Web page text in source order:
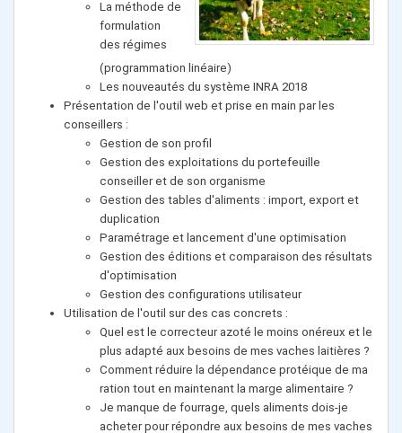
La méthode de
formulation
des régimes
(programmation linéaire)
Les nouveautés du système INRA 2018
Présentation de l'outil web et prise en main par les
conseillers :
Gestion de son profil
Gestion des exploitations du portefeuille
conseiller et de son organisme
Gestion des tables d'aliments : import, export et
duplication
Paramétrage et lancement d'une optimisation
Gestion des éditions et comparaison des résultats
d'optimisation
Gestion des configurations utilisateur
Utilisation de l'outil sur des cas concrets :
Quel est le correcteur azoté le moins onéreux et le
plus adapté aux besoins de mes vaches laitières ?
Comment réduire la dépendance protéique de ma
ration tout en maintenant la marge alimentaire ?
Je manque de fourrage, quels aliments dois-je
acheter pour répondre aux besoins de mes vaches